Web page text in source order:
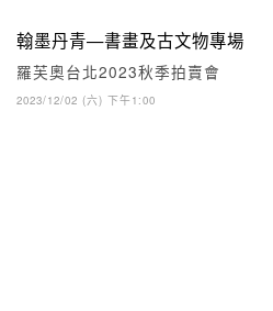
翰墨丹青—書畫及古文物專場
羅芙奧台北2023秋季拍賣會
2023/12/02 (六) 下午1:00